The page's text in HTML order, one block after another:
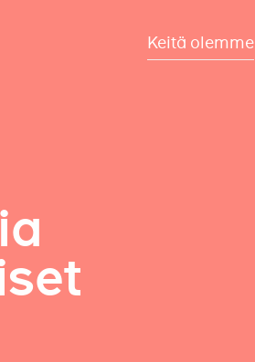
Keitä olemme